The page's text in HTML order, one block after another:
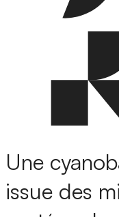
Une
issue des